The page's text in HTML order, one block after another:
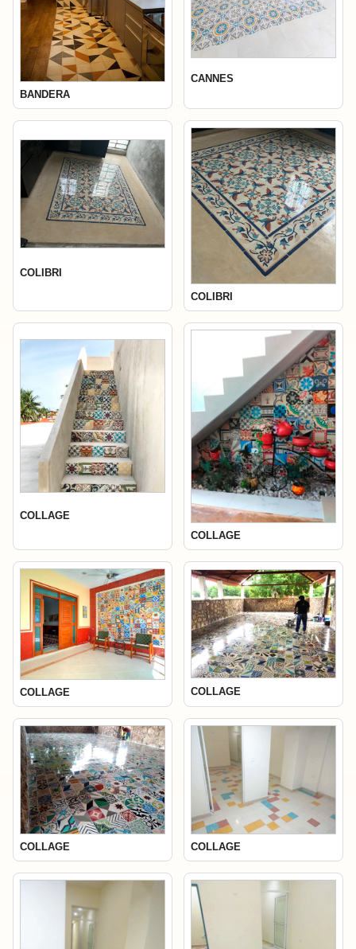
BANDERA
CANNES
COLIBRI
COLIBRI
COLLAGE
COLLAGE
COLLAGE COLLAGE
COLLAGE COLLAGE